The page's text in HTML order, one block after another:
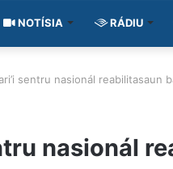
NOTÍSIA RÁDIU
sentru nasionál reabilitasaun
nasionál